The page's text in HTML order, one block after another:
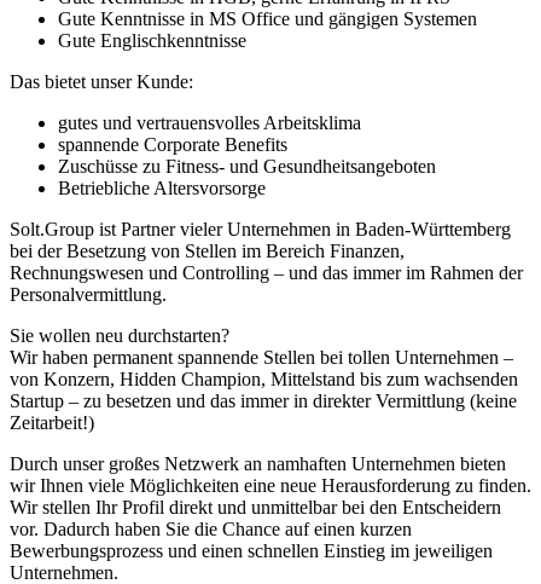
Gute Kenntnisse in MS Office und gängigen Systemen
Gute Englischkenntnisse
Das bietet unser Kunde:
gutes und vertrauensvolles Arbeitsklima
spannende Corporate Benefits
Zuschüsse zu Fitness- und Gesundheitsangeboten
Betriebliche Altersvorsorge
Solt.Group ist Partner vieler Unternehmen in Baden-Württemberg
bei der Besetzung von Stellen im Bereich Finanzen,
Rechnungswesen und Controlling – und das immer im Rahmen der
Personalvermittlung.
Sie wollen neu durchstarten?
Wir haben permanent spannende Stellen bei tollen Unternehmen –
von Konzern, Hidden Champion, Mittelstand bis zum wachsenden
Startup – zu besetzen und das immer in direkter Vermittlung (keine
Zeitarbeit!)
Durch unser großes Netzwerk an namhaften Unternehmen bieten
wir Ihnen viele Möglichkeiten eine neue Herausforderung zu finden.
Wir stellen Ihr Profil direkt und unmittelbar bei den Entscheidern
vor. Dadurch haben Sie die Chance auf einen kurzen
Bewerbungsprozess und einen schnellen Einstieg im jeweiligen
Unternehmen.